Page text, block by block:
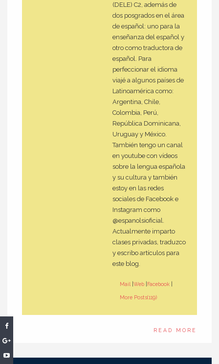
(DELE) C2, además de
dos posgrados en el área
de español: uno para la
enseñanza del español y
otro como traductora de
español. Para
perfeccionar el idioma
viajé a algunos países de
Latinoamérica como:
Argentina, Chile,
Colombia, Perú,
República Dominicana,
Uruguay y México.
También tengo un canal
en youtube con vídeos
sobre la lengua española
y su cultura y también
estoy en las redes
sociales de Facebook e
Instagram como
@espanolsioficial.
Actualmente imparto
clases privadas, traduzco
y escribo artículos para
este blog.
Mail Web Facebook
More Posts(119)
READ MORE